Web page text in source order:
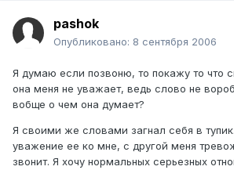
pashok
Опубликовано: 8 сентября 2006
Я думаю если позвоню, то покажу то что
она меня не уважает, ведь слово не
вобще о чем она думает?
Я своими же словами загнал себя в
уважение ее ко мне, с другой меня
звонит. Я хочу нормальных серьезных